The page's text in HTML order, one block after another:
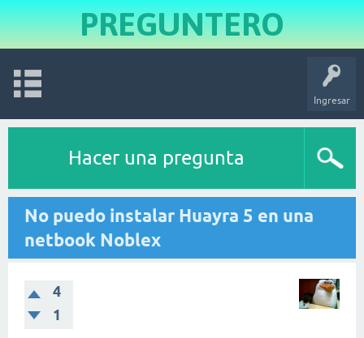
PREGUNTERO
Ingresar
Hacer una pregunta
No puedo instalar Huayra 5 en una
netbook Noblex
4
1